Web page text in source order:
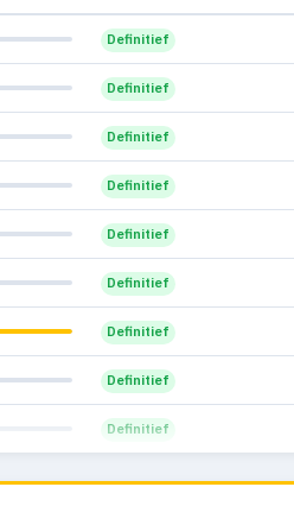
Definitief
Definitief
Definitief
Definitief
Definitief
Definitief
Definitief
Definitief
Definitief